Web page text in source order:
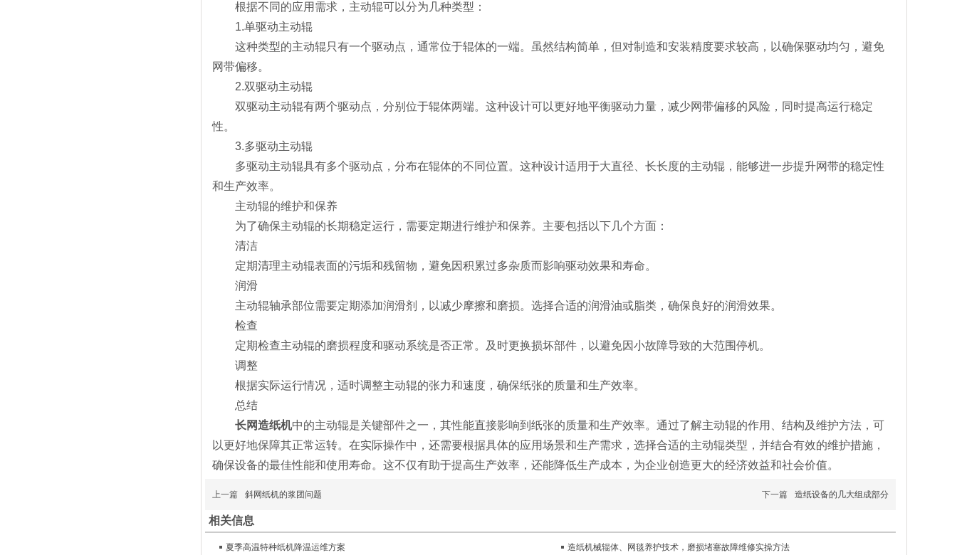
根据不同的应用需求，主动辊可以分为几种类型：
1.单驱动主动辊
这种类型的主动辊只有一个驱动点，通常位于辊体的一端。虽然结构简单，但对制造和安装精度要求较高，以确保驱动均匀，避免
网带偏移。
2.双驱动主动辊
双驱动主动辊有两个驱动点，分别位于辊体两端。这种设计可以更好地平衡驱动力量，减少网带偏移的风险，同时提高运行稳定
性。
3.多驱动主动辊
多驱动主动辊具有多个驱动点，分布在辊体的不同位置。这种设计适用于大直径、长长度的主动辊，能够进一步提升网带的稳定性
和生产效率。
主动辊的维护和保养
为了确保主动辊的长期稳定运行，需要定期进行维护和保养。主要包括以下几个方面：
清洁
定期清理主动辊表面的污垢和残留物，避免因积累过多杂质而影响驱动效果和寿命。
润滑
主动辊轴承部位需要定期添加润滑剂，以减少摩擦和磨损。选择合适的润滑油或脂类，确保良好的润滑效果。
检查
定期检查主动辊的磨损程度和驱动系统是否正常。及时更换损坏部件，以避免因小故障导致的大范围停机。
调整
根据实际运行情况，适时调整主动辊的张力和速度，确保纸张的质量和生产效率。
总结
长网造纸机中的主动辊是关键部件之一，其性能直接影响到纸张的质量和生产效率。通过了解主动辊的作用、结构及维护方法，可
以更好地保障其正常运转。在实际操作中，还需要根据具体的应用场景和生产需求，选择合适的主动辊类型，并结合有效的维护措施，
确保设备的最佳性能和使用寿命。这不仅有助于提高生产效率，还能降低生产成本，为企业创造更大的经济效益和社会价值。
上一篇 斜网纸机的浆团问题 下一篇 造纸设备的几大组成部分
相关信息
夏季高温特种纸机降温运维方案 造纸机械辊体、网毯养护技术，磨损堵塞故障维修实操方法